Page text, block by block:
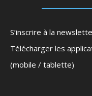
S’inscrire à la
Télécharger les
(mobile / tablette)